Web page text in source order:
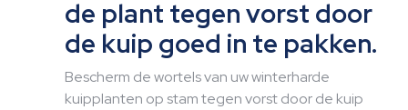
de plant tegen vorst door
de kuip goed in te pakken.
Bescherm de wortels van uw winterharde
kuipplanten op stam tegen vorst door de kuip